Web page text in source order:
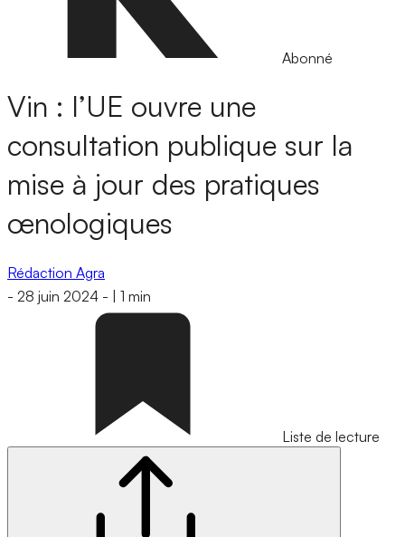
Abonné
Vin : l’UE ouvre une
consultation publique sur la
mise à jour des pratiques
œnologiques
Rédaction Agra
- 28 juin 2024 - 1 min
Liste de lecture